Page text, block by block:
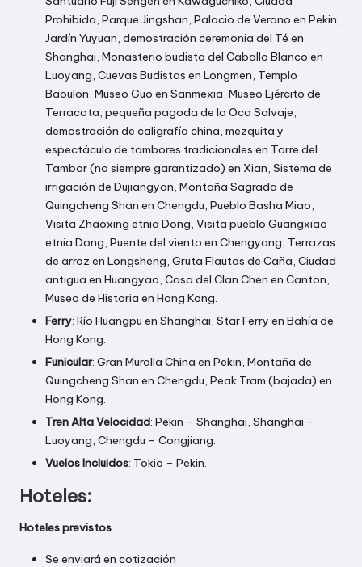
Prohibida, Parque Jingshan, Palacio de Verano en Pekin,
Jardín Yuyuan, demostración ceremonia del Té en
Shanghai, Monasterio budista del Caballo Blanco en
Luoyang, Cuevas Budistas en Longmen, Templo
Baoulon, Museo Guo en Sanmexia, Museo Ejército de
Terracota, pequeña pagoda de la Oca Salvaje,
demostración de caligrafía china, mezquita y
espectáculo de tambores tradicionales en Torre del
Tambor (no siempre garantizado) en Xian, Sistema de
irrigación de Dujiangyan, Montaña Sagrada de
Quingcheng Shan en Chengdu, Pueblo Basha Miao,
Visita Zhaoxing etnia Dong, Visita pueblo Guangxiao
etnia Dong, Puente del viento en Chengyang, Terrazas
de arroz en Longsheng, Gruta Flautas de Caña, Ciudad
antigua en Huangyao, Casa del Clan Chen en Canton,
Museo de Historia en Hong Kong.
Ferry: Río Huangpu en Shanghai, Star Ferry en Bahía de
Hong Kong.
Funicular: Gran Muralla China en Pekin, Montaña de
Quingcheng Shan en Chengdu, Peak Tram (bajada) en
Hong Kong.
Tren Alta Velocidad: Pekin – Shanghai, Shanghai –
Luoyang, Chengdu – Congjiang.
Vuelos Incluidos: Tokio – Pekin.
Hoteles:
Hoteles previstos
Se enviará en cotización